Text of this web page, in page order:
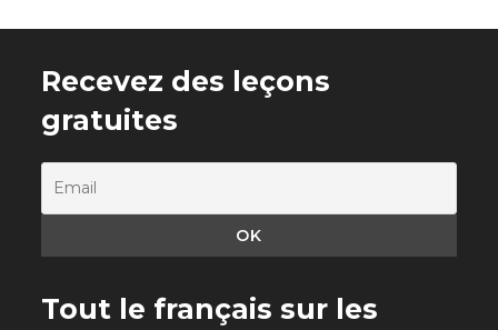
Recevez des leçons
gratuites
Tout le français sur les